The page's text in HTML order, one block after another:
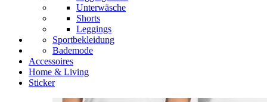
Unterwäsche
Shorts
Leggings
Sportbekleidung
Bademode
Accessoires
Home & Living
Sticker